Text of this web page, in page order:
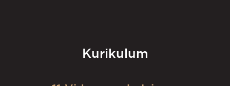
Kurikulum